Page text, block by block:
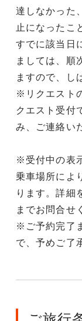
達しなかった
止になったこ
すでに該当日
ましては、順
ますので、し
※リクエスト
クエスト受付
み、ご連絡い
※受付中の表
乗車場所によ
ります。詳細
までお問合せ
※ご予約完了
で、予めご了